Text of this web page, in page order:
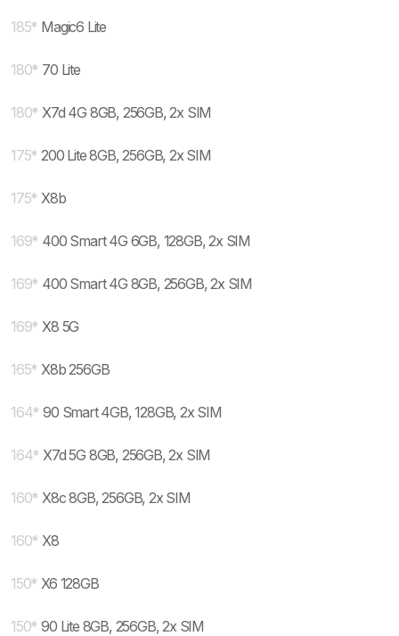
185* Magic6 Lite
180* 70 Lite
180* X7d 4G 8GB, 256GB, 2x SIM
175* 200 Lite 8GB, 256GB, 2x SIM
175* X8b
169* 400 Smart 4G 6GB, 128GB, 2x SIM
169* 400 Smart 4G 8GB, 256GB, 2x SIM
169* X8 5G
165* X8b 256GB
164* 90 Smart 4GB, 128GB, 2x SIM
164* X7d 5G 8GB, 256GB, 2x SIM
160* X8c 8GB, 256GB, 2x SIM
160* X8
150* X6 128GB
150* 90 Lite 8GB, 256GB, 2x SIM